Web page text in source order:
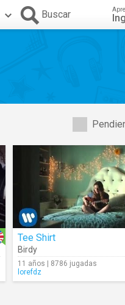
Buscar
Tee Shirt
Birdy
11 años | 8786 jugadas
lorefdz